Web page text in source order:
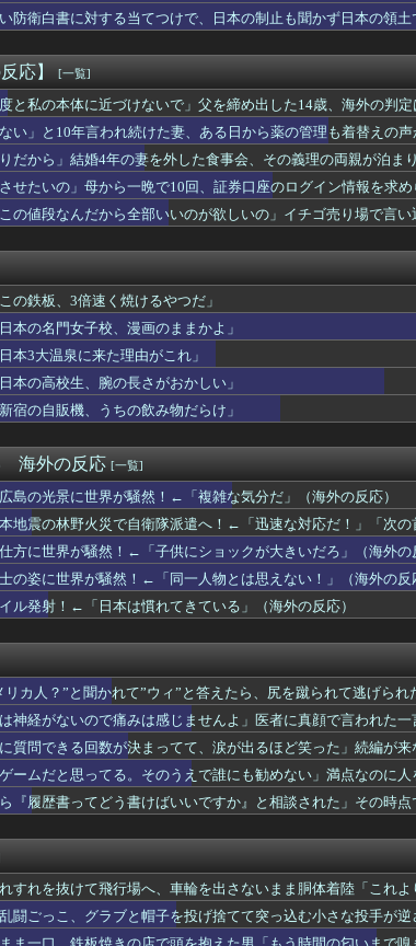
てる。そのうえで誰にも勧めない」満点なのに人を選...
ンショップで43億円分キャンセルした女に海外びっ...
商業主義もここまで来たか！」（海外の反応）
安打＆打点！レッドソックスがWソックスをスイープ...
由はこれだな。アメリカが世界最大のエネルギー輸出...
領有権を主張してきたぞ → 「この話題は永遠に終...
は何が隠れてやがるんだい？（海外の反応）
子が最高すぎる」←「これは危ない！」 海外の反応
還し、カブスがブルージェイズにサヨナラ勝ち【M...
らどっちのほうが上なの？」
日本で話題になった弁当がこちら…」→「どんな刺激...
…〇〇の個体数が急減」
一斉に韓国サッカー協会を巡る過去の不祥事を報道！...
前だった常識がこちら・・・」
焼きの店で頭を抱えた男「もう時間の匂いまで嗅ぎ分...
どう書けばいいですか』と相談された」その時点で船...
ース、27年シーズンチケット更新料大幅値上げ【M...
水支援に対する日本人の反応をご覧ください・・・」...
利きが多いんだ？世界全体だと1割くらいしかいな...
。好きなアニメはドラゴンボール」【海外の反応】
年W杯で韓国が審判を買収していたと思わ...
版売上38.5%維持に衝撃！海外ファン「カー...
ねこ第6話の海外反応
話題に（海外の反応）
ーランドボール】
！←「教師たちがいい加減だからね」（海外の反応）
接待やってるんじゃないですか？」
ヨタに続き日本のホンダやスズキも今年第2四半期に...
国化した結果をご覧ください・・・」
んで後押しした」1910年のアメリカ議会に本当...
小評価されている隠れた名作といえばこの作品なんだ...
防衛白書に対する当てつけで、日本の制止も聞かず日本の領
応】 [一覧]
度と私の本体に近づけないで」父を締め出した14歳、海外の判
い」と10年言われ続けた妻、ある日から薬の管理も着替えの
りだから」結婚4年の妻を外した食事会、その義理の両親が泊ま
せたいの」母から一晩で10回、証券口座のログイン情報を求
この値段なんだから全部いいのが欲しいの」イチゴ売り場で言
の鉄板、3倍速く焼けるやつだ」
本の名門女子校、漫画のままかよ」
本3大温泉に来た理由がこれ」
本の高校生、腕の長さがおかしい」
宿の自販機、うちの飲み物だらけ」
海外の反応 [一覧]
島の光景に世界が騒然！←「複雑な気分だ」（海外の反応）
地震の林野火災で自衛隊派遣へ！←「迅速な対応だ！」「次の
方に世界が騒然！←「子供にショックが大きいだろ」（海外の
の姿に世界が騒然！←「同一人物とは思えない！」（海外の反
ル発射！←「日本は慣れてきている」（海外の反応）
リカ人？”と聞かれて”ウィ”と答えたら、尻を蹴られて逃げら
神経がないので痛みは感じませんよ」医者に真顔で言われた
質問できる回数が決まってて、涙が出るほど笑った」続編が
ームだと思ってる。そのうえで誰にも勧めない」満点なのに
『履歴書ってどう書けばいいですか』と相談された」その時
すれを抜けて飛行場へ、車輪を出さないまま胴体着陸「これ
闘ごっこ、グラブと帽子を投げ捨てて突っ込む小さな投手が逆